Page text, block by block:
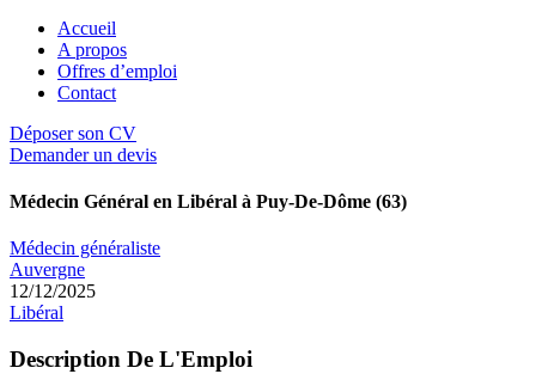
Accueil
A propos
Offres d’emploi
Contact
Déposer son CV
Demander un devis
Médecin Général en Libéral à Puy-De-Dôme (63)
Médecin généraliste
Auvergne
12/12/2025
Libéral
Description De L'Emploi